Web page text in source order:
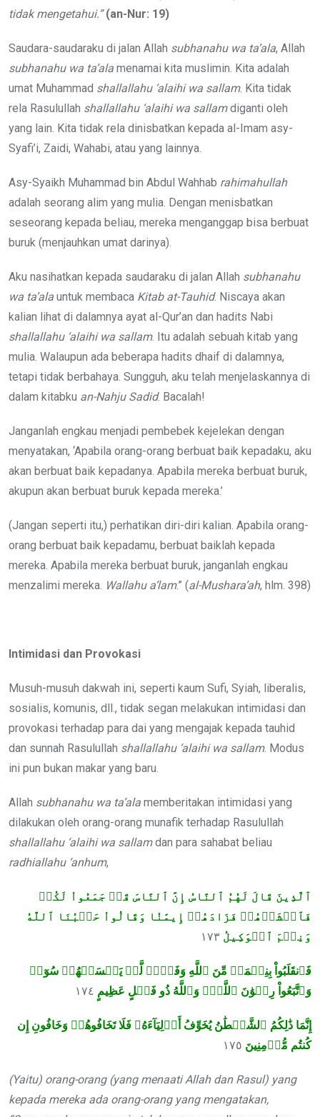
tidak mengetahui.”(an-Nur: 19)
Saudara-saudaraku di jalan Allah subhanahu wa ta’ala, Allah
subhanahu wa ta’ala menamai kita muslimin. Kita adalah
umat Muhammad shallallahu ‘alaihi wa sallam. Kita tidak
rela Rasulullah shallallahu ‘alaihi wa sallamdiganti oleh
yang lain. Kita tidak rela dinisbatkan kepada al-Imam asy-
Syafi’i, Zaidi, Wahabi, atau yang lainnya.
Asy-Syaikh Muhammad bin Abdul Wahhab rahimahullah
adalah seorang alim yang mulia. Dengan menisbatkan
seseorang kepada beliau, mereka menganggap bisa berbuat
buruk (menjauhkan umat darinya).
Aku nasihatkan kepada saudaraku di jalan Allah subhanahu
wa ta’ala untuk membaca Kitab at-Tauhid. Niscaya akan
kalian lihat di dalamnya ayat al-Qur’an dan hadits Nabi
shallallahu ‘alaihi wa sallam. Itu adalah sebuah kitab yang
mulia. Walaupun ada beberapa hadits dhaif di dalamnya,
tetapi tidak berbahaya. Sungguh, aku telah menjelaskannya di
dalam kitabku an-Nahju Sadid. Bacalah!
Janganlah engkau menjadi pembebek kejelekan dengan
menyatakan, ‘Apabila orang-orang berbuat baik kepadaku, aku
akan berbuat baik kepadanya. Apabila mereka berbuat buruk,
akupun akan berbuat buruk kepada mereka.’
(Jangan seperti itu,) perhatikan diri-diri kalian. Apabila orang-
orang berbuat baik kepadamu, berbuat baiklah kepada
mereka. Apabila mereka berbuat buruk, janganlah engkau
menzalimi mereka. Wallahu a’lam.” (al-Mushara’ah, hlm. 398)
Intimidasi dan Provokasi
Musuh-musuh dakwah ini, seperti kaum Sufi, Syiah, liberalis,
sosialis, komunis, dll., tidak segan melakukan intimidasi dan
provokasi terhadap para dai yang mengajak kepada tauhid
dan sunnah Rasulullah shallallahu ‘alaihi wa sallam. Modus
ini pun bukan makar yang baru.
Allah subhanahu wa ta’ala memberitakan intimidasi yang
dilakukan oleh orang-orang munafik terhadap Rasulullah
shallallahu ‘alaihi wa sallamdan para sahabat beliau
radhiallahu ‘anhum,
ٱلَّذِينَ قَالَ لَهُمُ ٱلنَّاسُ إِنَّ ٱلنَّاسَ قَدۡ جَمَعُواْ لَكُمۡ
فَٱخۡشَوۡهُمۡ فَزَادَهُمۡ إِيمَٰنٗا وَقَالُواْ حَسۡبُنَا ٱللَّهُ
وَنِعۡمَ ٱلۡوَكِيلُ
فَٱنقَلَبُواْ بِنِعۡمَةٖ مِّنَ ٱللَّهِ وَفَضۡلٖ لَّمۡ يَمۡسَسۡهُمۡ سُوٓءٞ
وَٱتَّبَعُواْ رِضۡوَٰنَ ٱللَّهِۗ وَٱللَّهُ ذُو فَضۡلٍ عَظِيمٍ
إِنَّمَا ذَٰلِكُمُ ٱلشَّيۡطَٰنُ يُخَوِّفُ أَوۡلِيَآءَهُۥ فَلَا تَخَافُوهُمۡ وَخَافُونِ إِن
كُنتُم مُّؤۡمِنِينَ
(Yaitu) orang-orang (yang menaati Allah dan Rasul) yang
kepada mereka ada orang-orang yang mengatakan,